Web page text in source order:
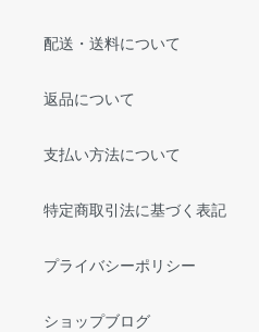
配送・送料について
返品について
支払い方法について
特定商取引法に基づく表記
プライバシーポリシー
ショップブログ